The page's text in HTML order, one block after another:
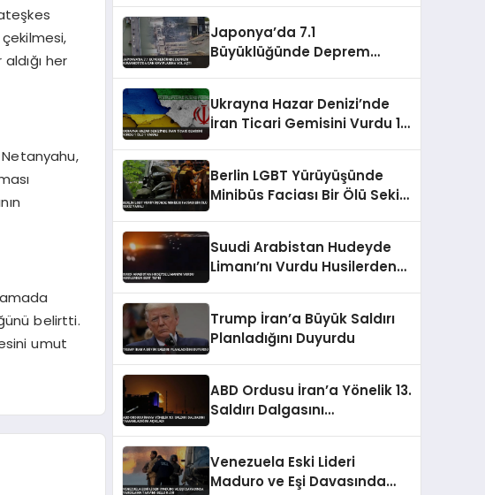
çekilmesi,
her
Netanyahu,
belirtti.
umut
Japonya’da 7.1
Büyüklüğünde Deprem
Ukrayna Hazar Denizi’nde
İran Ticari Gemisini Vurdu 1
Berlin LGBT Yürüyüşünde
Minibüs Faciası Bir Ölü Sekiz
Suudi Arabistan Hudeyde
Limanı’nı Vurdu Husilerden
Trump İran’a Büyük Saldırı
Planladığını Duyurdu
ABD Ordusu İran’a Yönelik 13.
Saldırı Dalgasını
Venezuela Eski Lideri
Maduro ve Eşi Davasında